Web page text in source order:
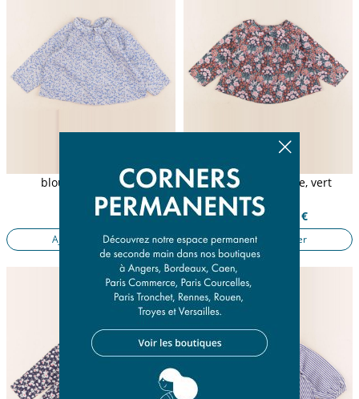
blouse liberty bleu
12 mois
16,50 €
Ajouter au panier
blouse liberty rose, vert
12 mois
82,50 €
16,50 €
Ajouter au panier